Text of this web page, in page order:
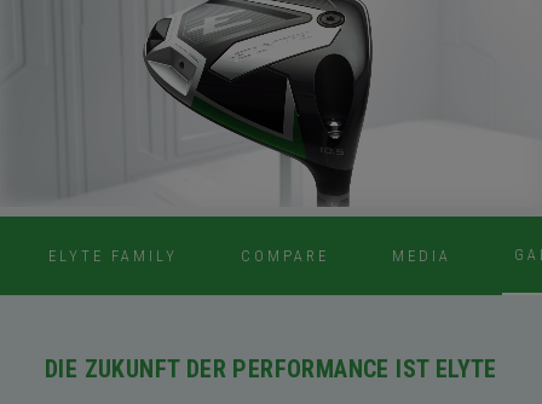
ELYTE FAMILY COMPARE MEDIA
DIE ZUKUNFT DER PERFORMANCE IST ELYTE